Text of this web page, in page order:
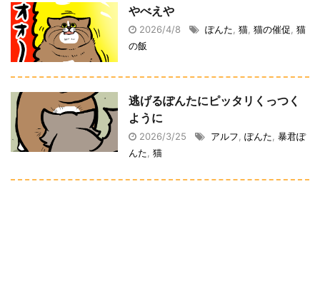
やべえや
2026/4/8 ぽんた 猫 猫の催促 猫
の飯
逃げるぽんたにピッタリくっつく
ように
2026/3/25 アルフ ぽんた 暴君ぽ
んた 猫